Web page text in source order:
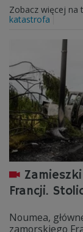
Zobacz więcej na
katastrofa
Francji.
Noumea,
zamorskiego